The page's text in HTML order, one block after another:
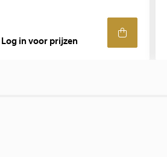
Log in voor prijzen